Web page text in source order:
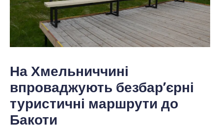
На Хмельниччині
впроваджують безбар’єрні
туристичні маршрути до
Бакоти